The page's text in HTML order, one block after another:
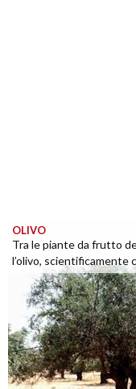
OLIVO
Tra le piante da frutto
l’olivo, scientificamente